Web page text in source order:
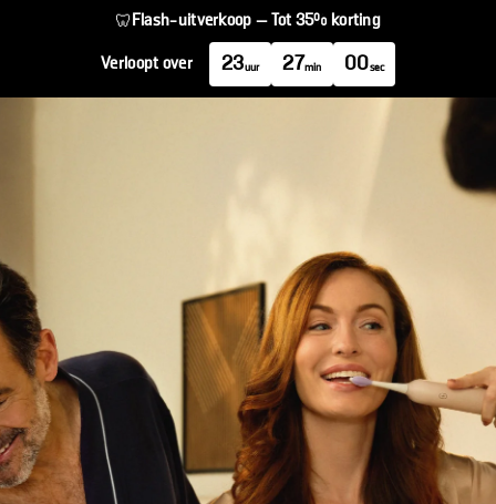
🦷Flash-uitverkoop — Tot 35% korting
Verloopt over 23uur 27min 00sec